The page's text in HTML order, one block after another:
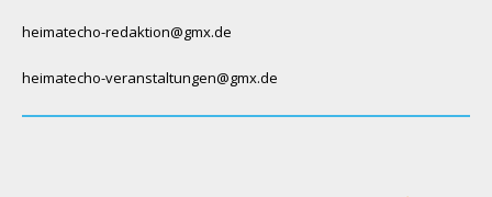
heimatecho-redaktion@gmx.de
heimatecho-veranstaltungen@gmx.de